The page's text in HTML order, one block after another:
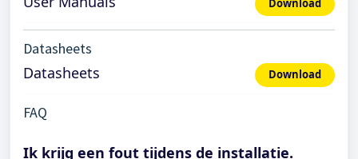
Download
Datasheets
Datasheets Download
FAQ
Ik krijg een fout tijdens de installatie.